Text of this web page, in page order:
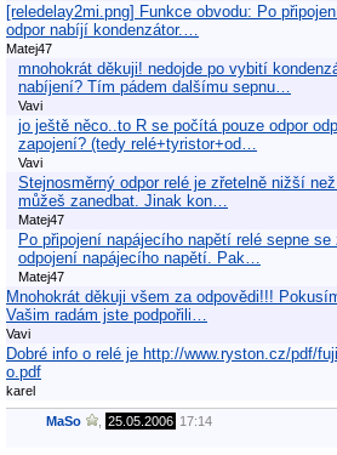
[reledelay2mi.png] Funkce obvodu: Po
odpor nabíjí kondenzátor.…
Matej47
mnohokrát děkuji! nedojde po vybití
nabíjení? Tím pádem dalšímu sepnu…
Vavi
jo ještě něco..to R se počítá pouze odpor
zapojení? (tedy relé+tyristor+od…
Vavi
Stejnosměrný odpor relé je zřetelně nižší
můžeš zanedbat. Jinak kon…
Matej47
Po připojení napájecího napětí relé sepne
odpojení napájecího napětí. Pak…
Matej47
Mnohokrát děkuji všem za odpovědi!!!
Vašim radám jste podpořili…
Vavi
Dobré info o relé je http://www.ryston.cz/pdf/
o.pdf
karel
MaSo 25.05.2006 17:14